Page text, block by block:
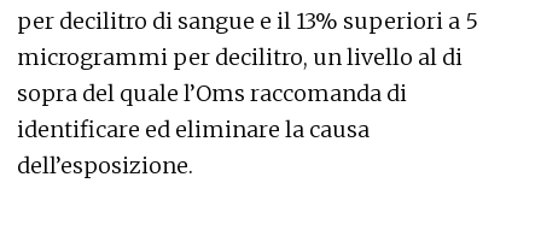
per decilitro di sangue e il 13% superiori a 5
microgrammi per decilitro, un livello al di
sopra del quale l’Oms raccomanda di
identificare ed eliminare la causa
dell’esposizione.